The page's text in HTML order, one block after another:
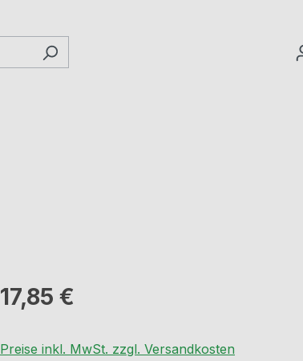
Regulärer Preis:
17,85 €
Preise inkl. MwSt. zzgl. Versandkosten